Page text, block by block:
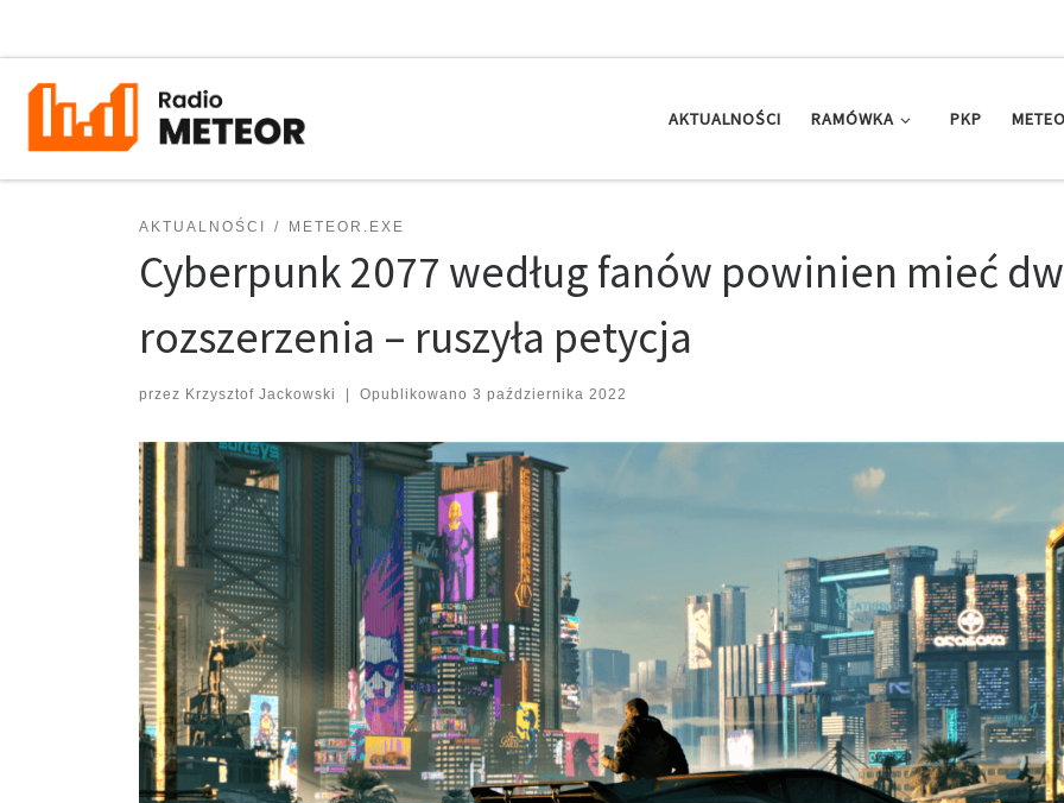
AKTUALNOŚCI RAMÓWKA PKP
AKTUALNOŚCI METEOR.EXE
Cyberpunk 2077 według fanów powinien mieć
rozszerzenia – ruszyła petycja
przez Krzysztof Jackowski | Opublikowano 3 października 2022